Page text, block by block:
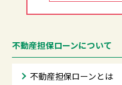
不動産担保ローンについて
不動産担保ローンとは